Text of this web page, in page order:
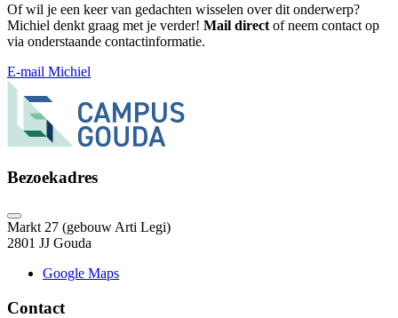
Of wil je een keer van gedachten wisselen over dit onderwerp?
Michiel denkt graag met je verder! Mail direct of neem contact op
via onderstaande contactinformatie.
E-mail Michiel
Bezoekadres
Markt 27 (gebouw Arti Legi)
2801 JJ Gouda
Google Maps
Contact